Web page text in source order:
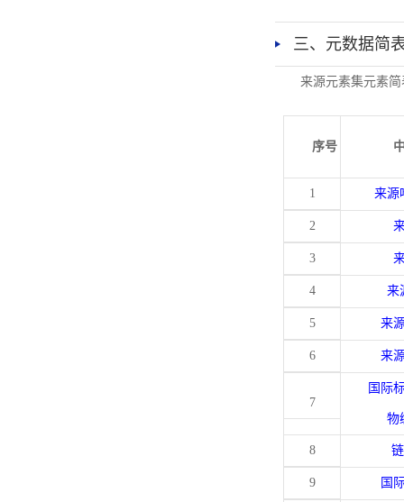
三、元数据简
来源元素集元素简
序号
1 来源
2
3
4 来
5 来
6 来
7
国际
物
8
9 国